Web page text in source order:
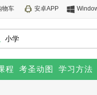
物车 安卓APP
程 考圣动图 学习方法